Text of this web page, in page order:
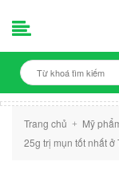
Trang chủ + Mỹ
25g trị mụn tốt nhất ở